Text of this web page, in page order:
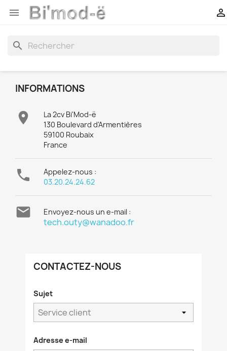
 
search
INFORMATIONS

La 2cv Bi'Mod-ë
130 Boulevard d'Armentières
59100 Roubaix
France

Appelez-nous :
03.20.24.24.62
 Envoyez-nous un e-mail :
tech.outy@wanadoo.fr
CONTACTEZ-NOUS
Sujet
Adresse e-mail